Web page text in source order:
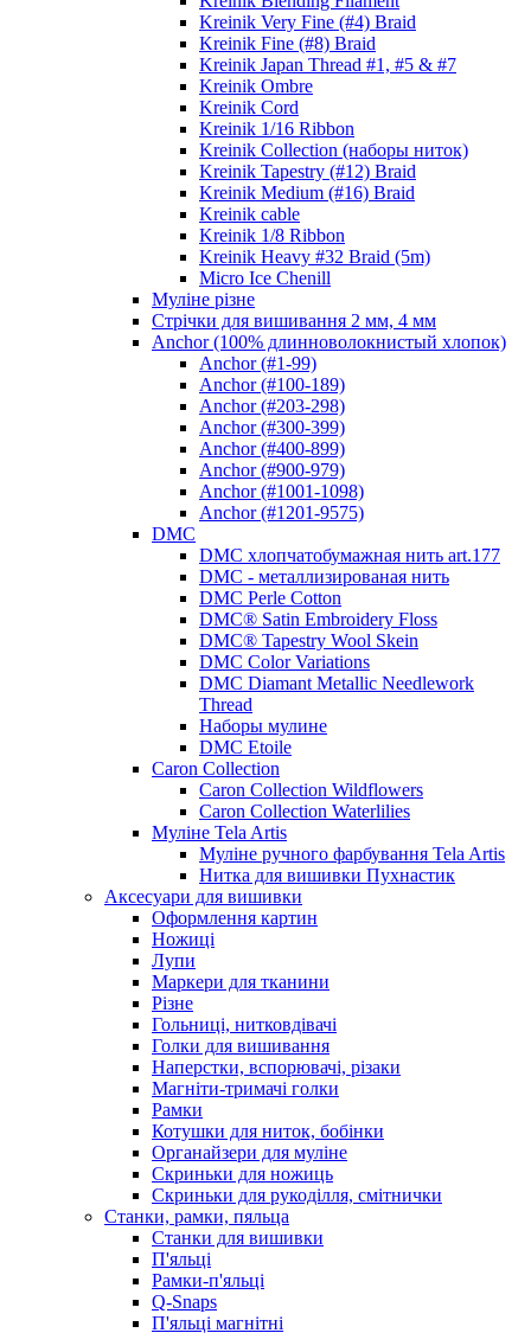
Kreinik Very Fine (#4) Braid
Kreinik Fine (#8) Braid
Kreinik Japan Thread #1, #5 & #7
Kreinik Ombre
Kreinik Cord
Kreinik 1/16 Ribbon
Kreinik Collection (наборы ниток)
Kreinik Tapestry (#12) Braid
Kreinik Medium (#16) Braid
Kreinik cable
Kreinik 1/8 Ribbon
Kreinik Heavy #32 Braid (5m)
Micro Ice Chenill
Муліне різне
Стрічки для вишивання 2 мм, 4 мм
Anchor (100% длинноволокнистый хлопок)
Anchor (#1-99)
Anchor (#100-189)
Anchor (#203-298)
Anchor (#300-399)
Anchor (#400-899)
Anchor (#900-979)
Anchor (#1001-1098)
Anchor (#1201-9575)
DMC
DMC хлопчатобумажная нить art.177
DMC - металлизированая нить
DMC Perle Cotton
DMC® Satin Embroidery Floss
DMC® Tapestry Wool Skein
DMC Color Variations
DMC Diamant Metallic Needlework
Thread
Наборы мулине
DMC Etoile
Caron Collection
Caron Collection Wildflowers
Caron Collection Waterlilies
Муліне Tela Artis
Муліне ручного фарбування Tela Artis
Нитка для вишивки Пухнастик
Аксесуари для вишивки
Оформлення картин
Ножиці
Лупи
Маркери для тканини
Різне
Гольниці, нитковдівачі
Голки для вишивання
Наперстки, вспорювачі, різаки
Магніти-тримачі голки
Рамки
Котушки для ниток, бобінки
Органайзери для муліне
Скриньки для ножиць
Скриньки для рукоділля, смітнички
Станки, рамки, пяльца
Станки для вишивки
П'яльці
Рамки-п'яльці
Q-Snaps
П'яльці магнітні